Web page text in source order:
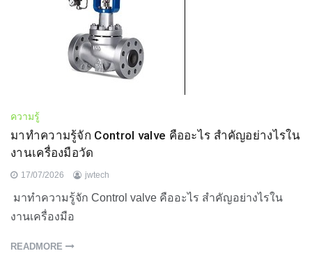
ความรู้
มาทำความรู้จัก Control valve คืออะไร สำคัญอย่างไรใน
งานเครื่องมือวัด
17/07/2026 jwtech
มาทำความรู้จัก Control valve คืออะไร สำคัญอย่างไรใน
งานเครื่องมือ
READMORE